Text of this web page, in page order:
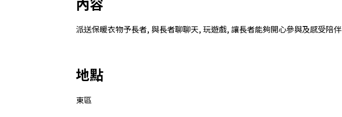
派送保暖衣物予長者, 與長者聊聊天, 玩遊戲, 讓長者能夠開心參與及感受陪伴
地點
東區